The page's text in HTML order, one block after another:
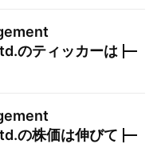
のティッカーは
の株価は伸びて